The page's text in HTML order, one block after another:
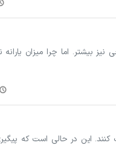
بیشتر. اما چرا میزان یارانه
وام ۱۰ میلیونی بدون کارمزد دریافت کنند. این در